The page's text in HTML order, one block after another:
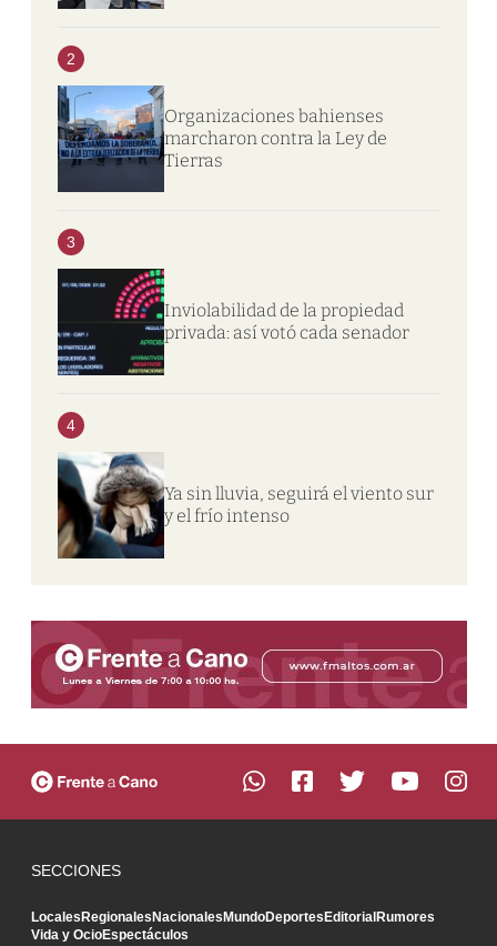
2
Organizaciones bahienses
marcharon contra la Ley de
Tierras
3
Inviolabilidad de la propiedad
privada: así votó cada senador
4
Ya sin lluvia, seguirá el viento sur
y el frío intenso
SECCIONES
LocalesRegionalesNacionalesMundoDeportesEditorialRumores
Vida y OcioEspectáculos